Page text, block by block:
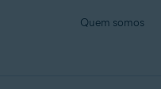
Quem somos